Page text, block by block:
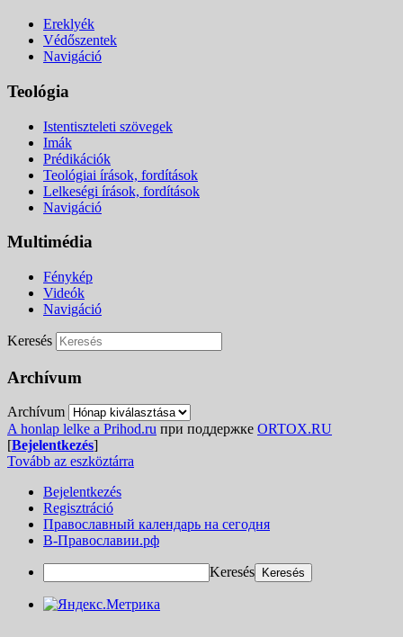
Ereklyék
Védőszentek
Navigáció
Teológia
Istentiszteleti szövegek
Imák
Prédikációk
Teológiai írások, fordítások
Lelkeségi írások, fordítások
Navigáció
Multimédia
Fénykép
Videók
Navigáció
Keresés
Archívum
Archívum
A honlap lelke a Prihod.ru при поддержке ORTOX.RU
[Bejelentkezés]
Tovább az eszköztárra
Bejelentkezés
Regisztráció
Православный календарь на сегодня
В-Православии.рф
Keresés